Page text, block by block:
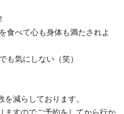
食べて心も身体も満たされよ
も気にしない（笑）
減らしております。
ますのでご予約をしてから行か